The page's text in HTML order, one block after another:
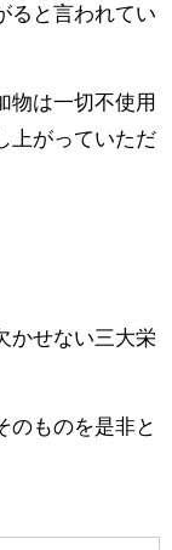
ると言われてい
物は一切不使用
上がっていただ
かせない三大栄
のものを是非と